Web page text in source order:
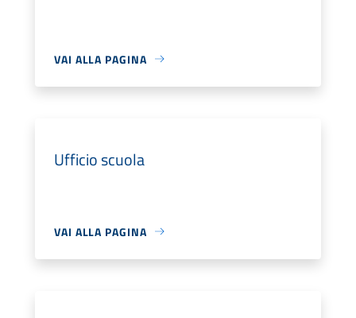
VAI ALLA PAGINA
Ufficio scuola
VAI ALLA PAGINA